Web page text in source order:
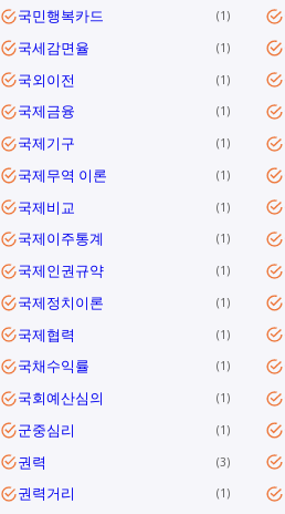
국민행복카드 1
국세감면율 1
국외이전 1
국제금융 1
국제기구 1
국제무역 이론 1
국제비교 1
국제이주통계 1
국제인권규약 1
국제정치이론 1
국제협력 1
국채수익률 1
국회예산심의 1
군중심리 1
권력 3
권력거리 1